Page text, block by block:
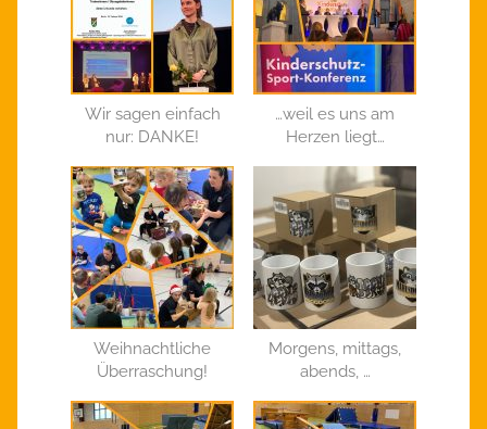
Wir sagen einfach
nur: DANKE!
…weil es uns am
Herzen liegt…
Weihnachtliche
Überraschung!
Morgens, mittags,
abends, …